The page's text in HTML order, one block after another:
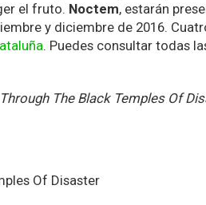
el fruto. Noctem, estarán
y diciembre de 2016.
. Puedes consultar todas
Through The Black Temples Of
Of Disaster